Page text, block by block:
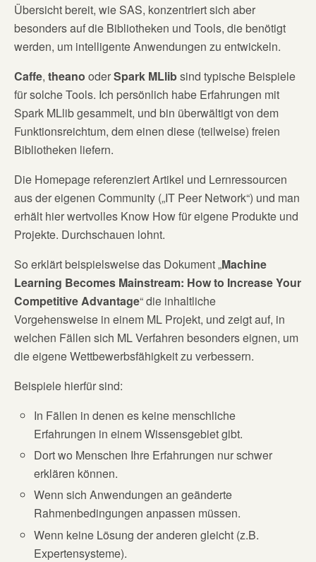
Übersicht bereit, wie SAS, konzentriert sich aber
besonders auf die Bibliotheken und Tools, die benötigt
werden, um intelligente Anwendungen zu entwickeln.
Caffe, theano oderSpark MLlibsind typische Beispiele
für solche Tools. Ich persönlich habe Erfahrungen mit
Spark MLlib gesammelt, und bin überwältigt von dem
Funktionsreichtum, dem einen diese (teilweise) freien
Bibliotheken liefern.
Die Homepage referenziert Artikel und Lernressourcen
aus der eigenen Community („IT Peer Network“) und man
erhält hier wertvolles Know How für eigene Produkte und
Projekte. Durchschauen lohnt.
So erklärt beispielsweise das Dokument „Machine
Learning Becomes Mainstream: How to Increase Your
Competitive Advantage“ die inhaltliche
Vorgehensweise in einem ML Projekt, und zeigt auf, in
welchen Fällen sich ML Verfahren besonders eignen, um
die eigene Wettbewerbsfähigkeit zu verbessern.
Beispiele hierfür sind:
In Fällen in denen es keine menschliche
Erfahrungen in einem Wissensgebiet gibt.
Dort wo Menschen Ihre Erfahrungen nur schwer
erklären können.
Wenn sich Anwendungen an geänderte
Rahmenbedingungen anpassen müssen.
Wenn keine Lösung der anderen gleicht (z.B.
Expertensysteme).